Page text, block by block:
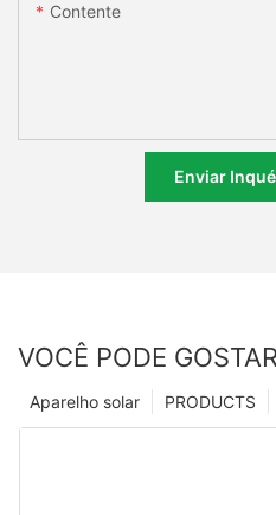
Contente
Enviar
VOCÊ PODE GOSTAR
PRODUCTS
Aparelho solar